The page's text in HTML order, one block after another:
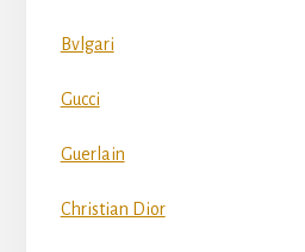
Bvlgari
Gucci
Guerlain
Christian Dior